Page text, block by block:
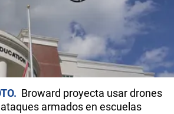
Broward proyecta usar drones
armados en escuelas